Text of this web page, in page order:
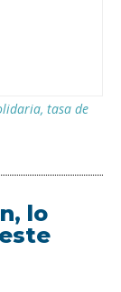
, tasa de
lo